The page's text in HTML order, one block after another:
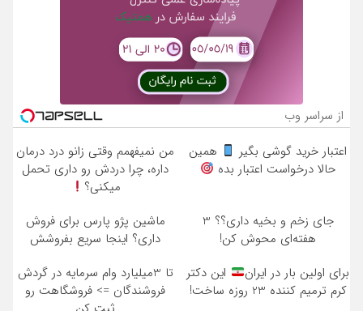
از سراسر وب
اعتبار خرید گوشی بگیر
همین
حالا درخواست اعتبار بده
من نمیفهمم وقتی زانو درد درمان
داره، چرا دردش رو داری تحمل
میکنی؟
جای زخم و بخیه داری؟؟ 3
هفته‌ای محوش کن!
ماشین پژو پارس برای فروش
داری؟ اینجا سریع بفروشش
برای اولین بار در ایران
این دکتر
کرم ترمیم کننده 23 روزه ساخت!
تا 3میلیارد وام سرمایه در گردش
فروشندگان => فروشگاهت رو